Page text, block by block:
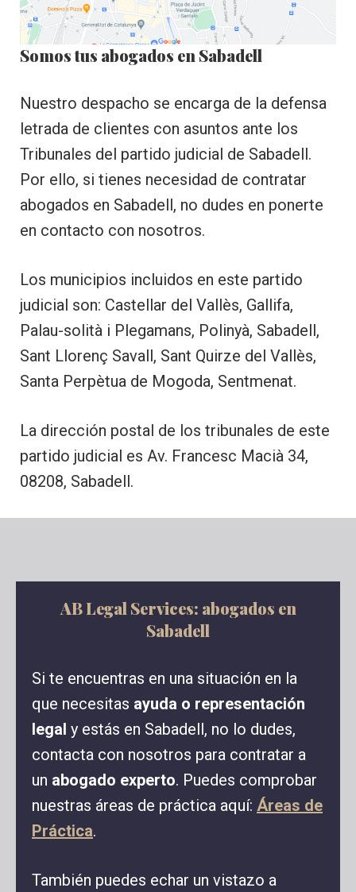
Somos tus abogados en Sabadell
Nuestro despacho se encarga de la defensa
letrada de clientes con asuntos ante los
Tribunales del partido judicial de Sabadell.
Por ello, si tienes necesidad de contratar
abogados en Sabadell, no dudes en ponerte
en contacto con nosotros.
Los municipios incluidos en este partido
judicial son: Castellar del Vallès, Gallifa,
Palau-solità i Plegamans, Polinyà, Sabadell,
Sant Llorenç Savall, Sant Quirze del Vallès,
Santa Perpètua de Mogoda, Sentmenat.
La dirección postal de los tribunales de este
partido judicial es Av. Francesc Macià 34,
08208, Sabadell.
AB Legal Services: abogados en
Sabadell
Si te encuentras en una situación en la
que necesitas ayuda o representación
legal y estás en Sabadell, no lo dudes,
contacta con nosotros para contratar a
un abogado experto. Puedes comprobar
nuestras áreas de práctica aquí: Áreas de
Práctica.
También puedes echar un vistazo a